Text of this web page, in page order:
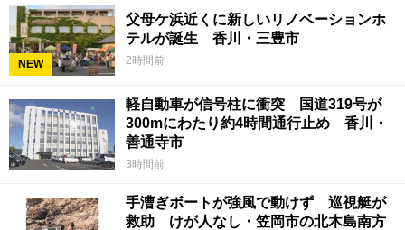
NEW
父母ケ浜近くに新しいリノベーションホ
テルが誕生 香川・三豊市
2時間前
軽自動車が信号柱に衝突 国道319号が
300mにわたり約4時間通行止め 香川・
善通寺市
3時間前
手漕ぎボートが強風で動けず 巡視艇が
救助 けが人なし・笠岡市の北木島南方